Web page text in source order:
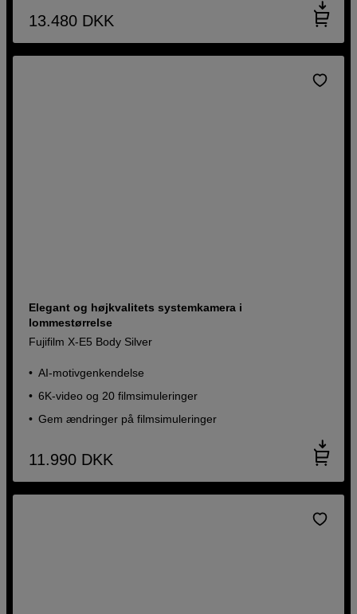
13.480 DKK
Elegant og højkvalitets systemkamera i
lommestørrelse
Fujifilm X-E5 Body Silver
AI-motivgenkendelse
6K-video og 20 filmsimuleringer
Gem ændringer på filmsimuleringer
11.990 DKK